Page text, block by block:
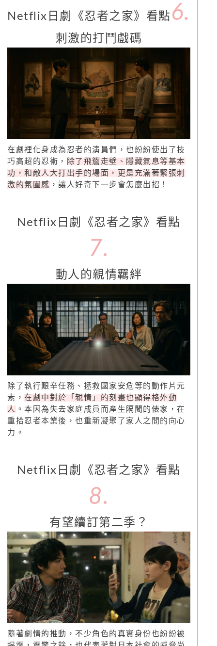
Netflix日劇《忍者之家》看點 6.
刺激的打鬥戲碼
在劇裡化身成為忍者的演員們，也紛紛使出了技
巧高超的忍術，
除了飛簷走壁、隱藏氣息等基本
功，和敵人大打出手的場面，更是充滿著緊張刺
激的氛圍感 ，讓人好奇下一步會怎麼出招！
Netflix日劇《忍者之家》看點
7.
動人的親情羈絆
除了執行艱辛任務、拯救國家安危等的動作片元
素， 在劇中對於「親情」的刻畫也顯得格外動
人 。本因為失去家庭成員而產生隔閡的俵家，在
重拾忍者本業後，也重新凝聚了家人之間的向心
力。
Netflix日劇《忍者之家》看點
8.
有望續訂第二季？
隨著劇情的推動，不少角色的真實身份也紛紛被